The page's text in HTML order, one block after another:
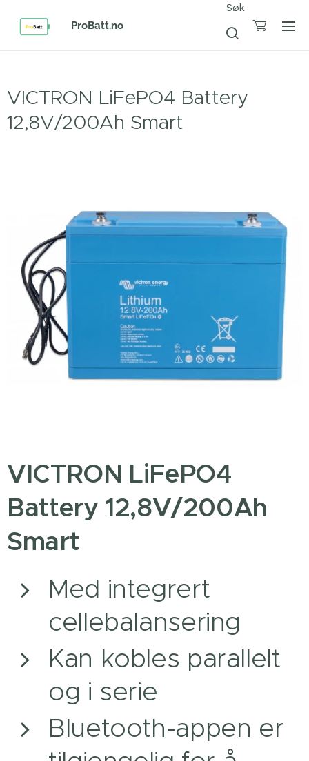
ProBatt.no
Søk
VICTRON LiFePO4 Battery
12,8V/200Ah Smart
VICTRON LiFePO4
Battery 12,8V/200Ah
Smart
Med integrert
cellebalansering
Kan kobles parallelt
og i serie
Bluetooth-appen er